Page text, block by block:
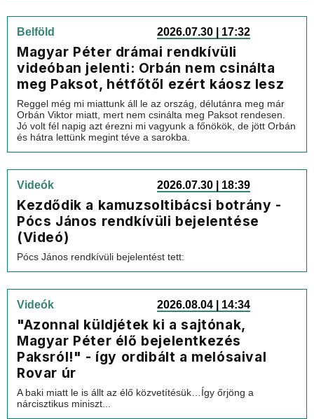
Belföld 2026.07.30 | 17:32
Magyar Péter drámai rendkívüli
videóban jelenti: Orbán nem csinálta
meg Paksot, hétfőtől ezért káosz lesz
Reggel még mi miattunk áll le az ország, délutánra meg már
Orbán Viktor miatt, mert nem csinálta meg Paksot rendesen.
Jó volt fél napig azt érezni mi vagyunk a főnökök, de jött Orbán
és hátra lettünk megint téve a sarokba.
Videók 2026.07.30 | 18:39
Kezdődik a kamuzsoltibácsi botrány -
Pócs János rendkívüli bejelentése
(Videó)
Pócs János rendkívüli bejelentést tett:
Videók 2026.08.04 | 14:34
"Azonnal küldjétek ki a sajtónak,
Magyar Péter élő bejelentkezés
Paksról!" - így ordibált a melósaival
Rovar úr
A baki miatt le is állt az élő közvetítésük…Így őrjöng a
nárcisztikus miniszt...